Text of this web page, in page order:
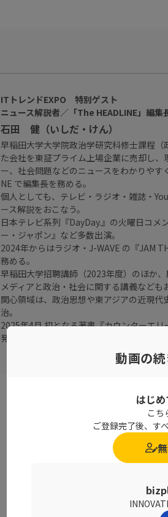
ITトレンドEXPO 特別ゲスト
ニュース解説者／「The HEADLINE」編集
石田 健（いしだ・けん）
早稲田大学大学院政治学研究科修士課程
た会社を東証プライム上場企業に売却し
ー、社会問題などのニュースをわかりや
NE で編集長を務める。
個人としても、テレビ・ラジオ・雑誌・
ース解説をおこなう。
日本テレビ系列『DayDay.』の火曜日コメ
ー・ジャポン』など多数出演。
2024年からはラジオ・J-WAVE の『JAM
務める。
早稲田大学招聘講師（2023年度）のほか、
メディアと政治・社会に関する講義なども
関心領域は、政治思想や東アジアの近現代
治。
2025年4月 初となる著書『カウンターエ
発売。
動画の
はじ
こち
ご登録完了後、す